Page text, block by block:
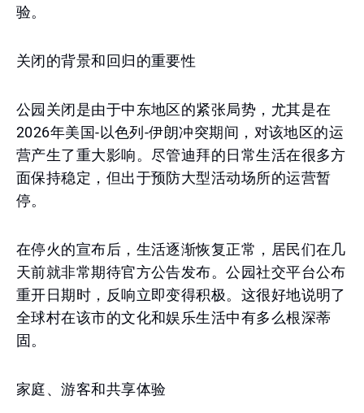
验。
关闭的背景和回归的重要性
公园关闭是由于中东地区的紧张局势，尤其是在
2026年美国-以色列-伊朗冲突期间，对该地区的运
营产生了重大影响。尽管迪拜的日常生活在很多方
面保持稳定，但出于预防大型活动场所的运营暂
停。
在停火的宣布后，生活逐渐恢复正常，居民们在几
天前就非常期待官方公告发布。公园社交平台公布
重开日期时，反响立即变得积极。这很好地说明了
全球村在该市的文化和娱乐生活中有多么根深蒂
固。
家庭、游客和共享体验